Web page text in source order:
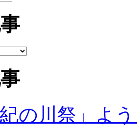
の川祭」よ